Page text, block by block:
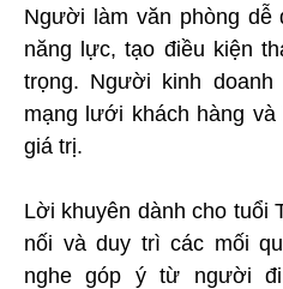
Người làm văn phòng dễ
năng lực, tạo điều kiện
trọng. Người kinh
mạng lưới khách hàng
giá trị.
Lời khuyên dành cho tuổi
nối và duy trì các mối
nghe góp ý từ người